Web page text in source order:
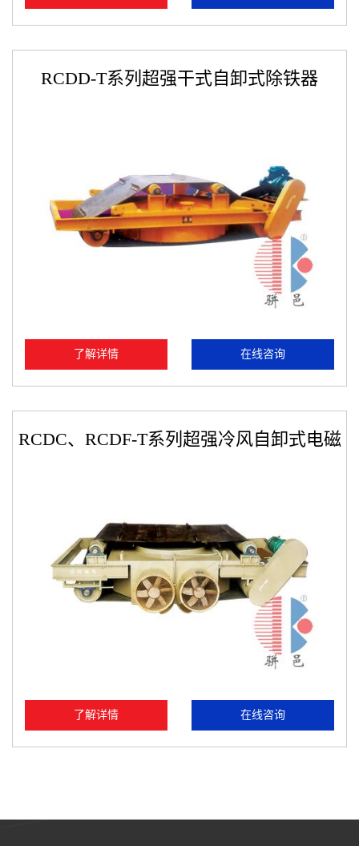
RCDD-T系列超强干式自卸式除铁器
了解详情 在线咨询
RCDC、RCDF-T系列超强冷风自卸式电磁
了解详情 在线咨询